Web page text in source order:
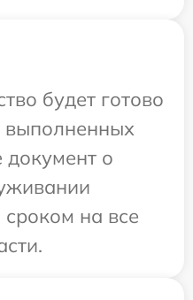
будет готово
выполненных
документ о
сроком на все